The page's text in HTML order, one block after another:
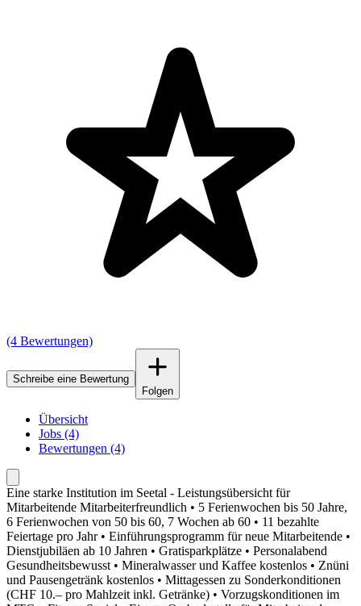
(4 Bewertungen)
Schreibe eine Bewertung
Folgen
Übersicht
Jobs (4)
Bewertungen (4)
Eine starke Institution im Seetal - Leistungsübersicht für
Mitarbeitende Mitarbeiterfreundlich • 5 Ferienwochen bis 50 Jahre,
6 Ferienwochen von 50 bis 60, 7 Wochen ab 60 • 11 bezahlte
Feiertage pro Jahr • Einführungsprogramm für neue Mitarbeitende •
Dienstjubiläen ab 10 Jahren • Gratisparkplätze • Personalabend
Gesundheitsbewusst • Mineralwasser und Kaffee kostenlos • Znüni
und Pausengetränk kostenlos • Mittagessen zu Sonderkonditionen
(CHF 10.– pro Mahlzeit inkl. Getränke) • Vorzugskonditionen im